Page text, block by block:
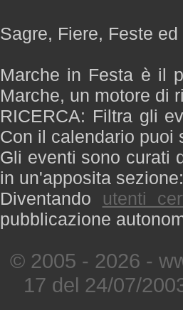
Sagre, Fiere, Feste
Marche in Festa è il
Marche, un motore di
RICERCA: Filtra gli
Con il calendario puoi
Gli eventi sono curati
in un'apposita sezione:
Diventando utenti
pubblicazione
© 2005 - 2026 -
17 del 24/07/